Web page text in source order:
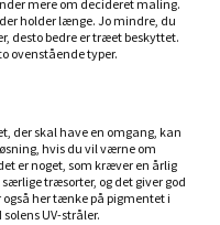
mere om decideret maling.
holder længe. Jo mindre, du
desto bedre er træet beskyttet.
ovenstående typer.
der skal have en omgang, kan
hvis du vil værne om
er noget, som kræver en årlig
træsorter, og det giver god
her tænke på pigmentet i
UV-stråler.